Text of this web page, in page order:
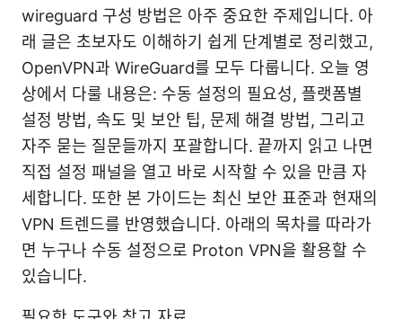
wireguard 구성 방법은 아주 중요한 주제입니다. 아
래 글은 초보자도 이해하기 쉽게 단계별로 정리했고,
OpenVPN과 WireGuard를 모두 다룹니다. 오늘 영
상에서 다룰 내용은: 수동 설정의 필요성, 플랫폼별
설정 방법, 속도 및 보안 팁, 문제 해결 방법, 그리고
자주 묻는 질문들까지 포괄합니다. 끝까지 읽고 나면
직접 설정 패널을 열고 바로 시작할 수 있을 만큼 자
세합니다. 또한 본 가이드는 최신 보안 표준과 현재의
VPN 트렌드를 반영했습니다. 아래의 목차를 따라가
면 누구나 수동 설정으로 Proton VPN을 활용할 수
있습니다.